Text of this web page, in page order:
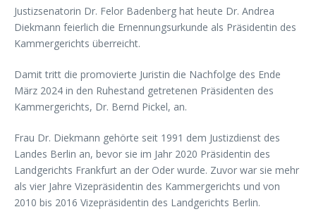
Justizsenatorin Dr. Felor Badenberg hat heute Dr. Andrea
Diekmann feierlich die Ernennungsurkunde als Präsidentin des
Kammergerichts überreicht.
Damit tritt die promovierte Juristin die Nachfolge des Ende
März 2024 in den Ruhestand getretenen Präsidenten des
Kammergerichts, Dr. Bernd Pickel, an.
Frau Dr. Diekmann gehörte seit 1991 dem Justizdienst des
Landes Berlin an, bevor sie im Jahr 2020 Präsidentin des
Landgerichts Frankfurt an der Oder wurde. Zuvor war sie mehr
als vier Jahre Vizepräsidentin des Kammergerichts und von
2010 bis 2016 Vizepräsidentin des Landgerichts Berlin.